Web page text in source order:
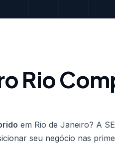
Rio
em Rio de Janeiro? A
seu negócio nas